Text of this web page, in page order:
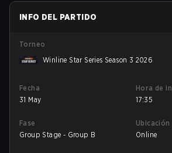
INFO DEL PARTIDO
Torneo
Winline Star Series Season 3 2026
Fecha
31 May
Hora de
17:35
Fase
Group Stage - Group B
Ubicación
Online